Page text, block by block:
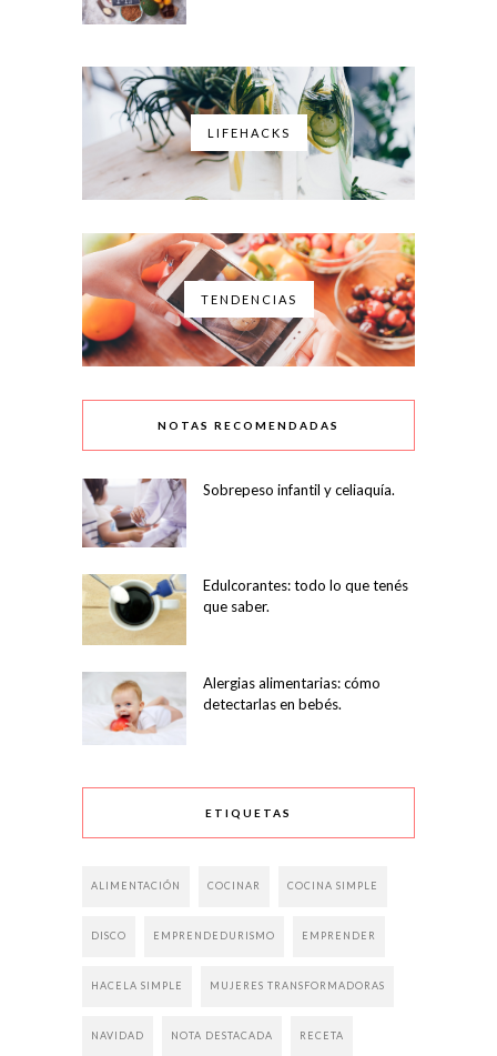
LIFEHACKS
TENDENCIAS
NOTAS RECOMENDADAS
Sobrepeso infantil y celiaquía.
Edulcorantes: todo lo que tenés
que saber.
Alergias alimentarias: cómo
detectarlas en bebés.
ETIQUETAS
ALIMENTACIÓN COCINAR COCINA SIMPLE
DISCO EMPRENDEDURISMO EMPRENDER
HACELA SIMPLE MUJERES TRANSFORMADORAS
NAVIDAD NOTA DESTACADA RECETA